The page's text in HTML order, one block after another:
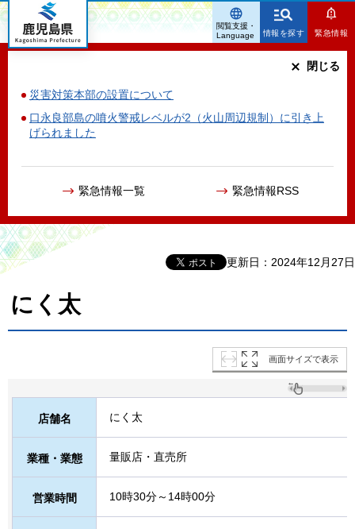
鹿児島県
情報を探す 緊急情報
災害対策本部の設置について
口永良部島の噴火警戒レベルが2（火山周辺規制）に引き上
げられました
緊急情報一覧 緊急情報RSS
閉じる
閲覧支援・
Language
更新日：2024年12月27日
にく太
画面サイズで表示
店舗名 にく太
業種・業態 量販店・直売所
営業時間 10時30分～14時00分